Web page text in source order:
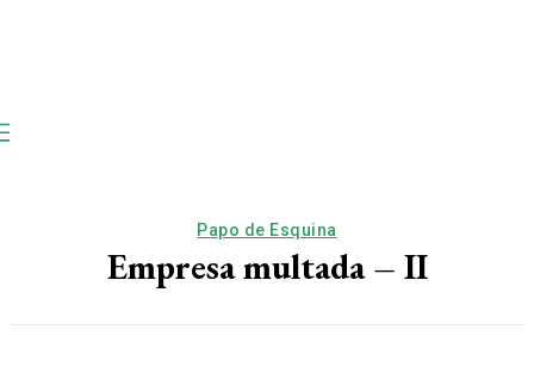
Papo de Esquina
Empresa multada – II